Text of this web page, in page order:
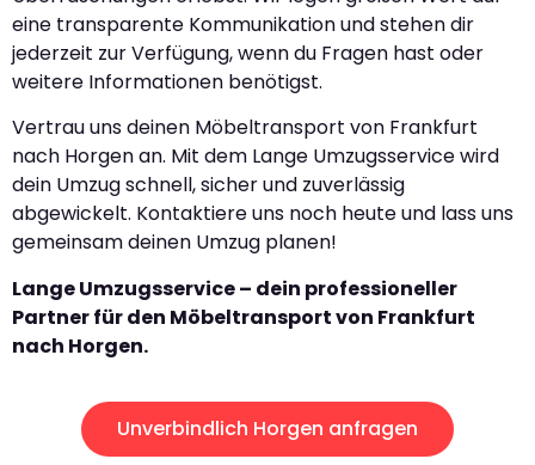
eine transparente Kommunikation und stehen dir
jederzeit zur Verfügung, wenn du Fragen hast oder
weitere Informationen benötigst.
Vertrau uns deinen Möbeltransport von Frankfurt
nach Horgen an. Mit dem Lange Umzugsservice wird
dein Umzug schnell, sicher und zuverlässig
abgewickelt. Kontaktiere uns noch heute und lass uns
gemeinsam deinen Umzug planen!
Lange Umzugsservice – dein professioneller
Partner für den Möbeltransport von Frankfurt
nach Horgen.
Unverbindlich Horgen anfragen